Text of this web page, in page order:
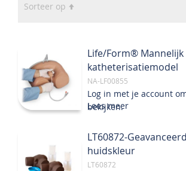
Sorteer op
sorteren
Life/Form® Mannelijk
katheterisatiemodel
NA-LF00855
Log in met je account
bekijken.
Lees meer
LT60872-
huidskleur
LT60872